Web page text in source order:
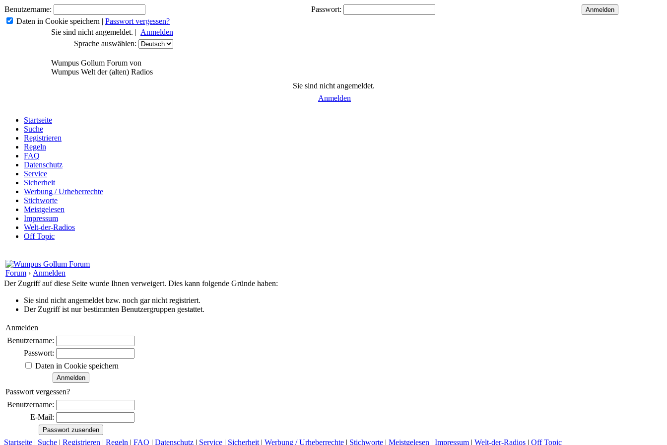
Benutzername:
Passwort:
Daten in Cookie speichern | Passwort vergessen?
Sie sind nicht angemeldet. | Anmelden
Sprache auswählen:
Wumpus Gollum Forum von
Wumpus Welt der (alten) Radios
Sie sind nicht angemeldet.
Anmelden
Startseite
Suche
Registrieren
Regeln
FAQ
Datenschutz
Service
Sicherheit
Werbung / Urheberrechte
Stichworte
Meistgelesen
Impressum
Welt-der-Radios
Off Topic
Forum › Anmelden
Der Zugriff auf diese Seite wurde Ihnen verweigert. Dies kann folgende Gründe haben:
Sie sind nicht angemeldet bzw. noch gar nicht registriert.
Der Zugriff ist nur bestimmten Benutzergruppen gestattet.
Anmelden
Benutzername:
Passwort:
Daten in Cookie speichern
Passwort vergessen?
Benutzername:
E-Mail:
Startseite | Suche | Registrieren | Regeln | FAQ | Datenschutz | Service | Sicherheit | Werbung / Urheberrechte | Stichworte | Meistgelesen | Impressum | Welt-der-Radios | Off Topic